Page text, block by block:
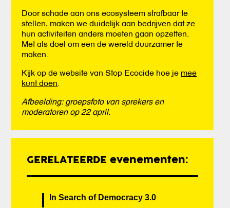
Door schade aan ons ecosysteem strafbaar te
stellen, maken we duidelijk aan bedrijven dat ze
hun activiteiten anders moeten gaan opzetten.
Met als doel om een de wereld duurzamer te
maken.
Kijk op de website van Stop Ecocide hoe je mee
kunt doen
Afbeelding: groepsfoto van sprekers en
moderatoren op 22 april.
GERELATEERDE evenementen:
In Search of Democracy 3.0